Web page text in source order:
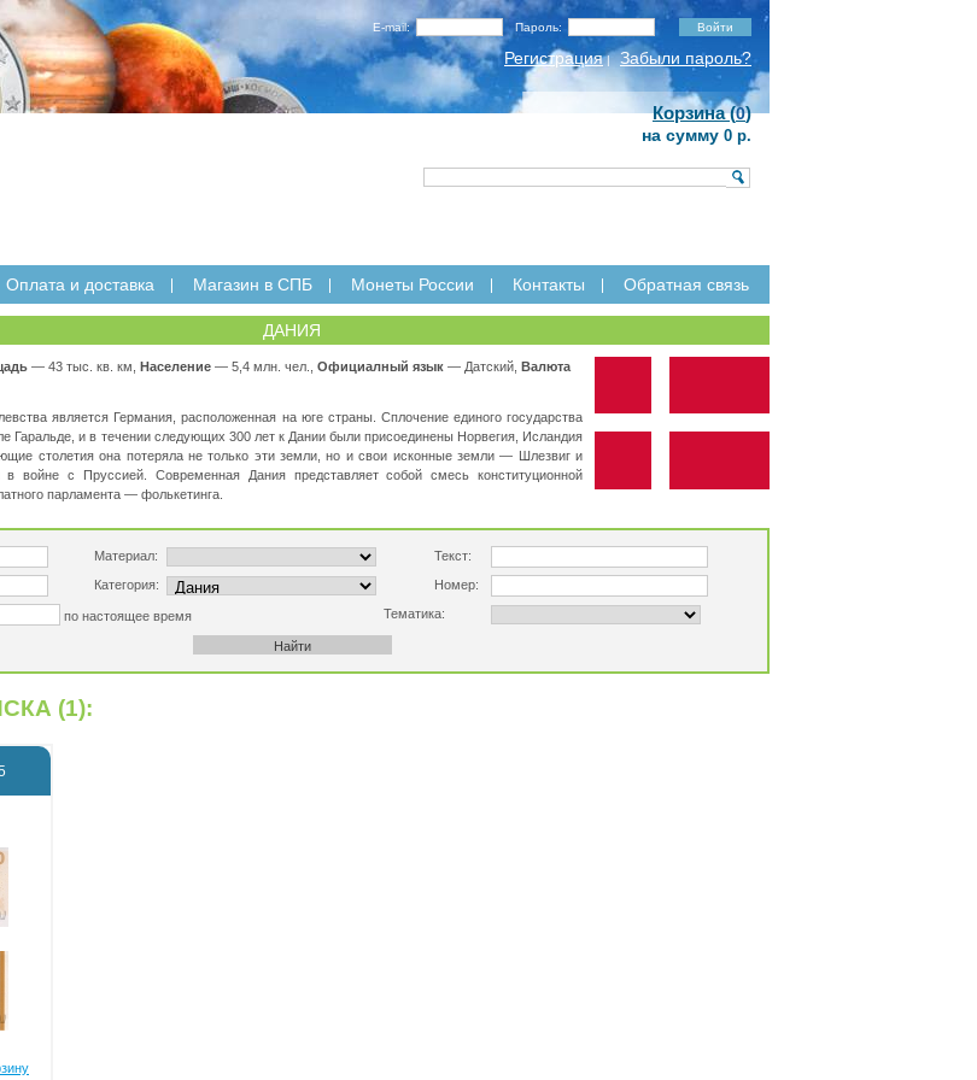
E-mail: Пароль:
Регистрация| Забыли пароль?
Корзина (0)
на сумму 0 р.
Оплата и доставка Магазин в СПБ Монеты России Контакты Обратная связь
ДАНИЯ
— 43 тыс. кв. км, Население — 5,4 млн. чел., Официалный язык — Датский, Валюта
является Германия, расположенная на юге страны. Сплочение единого государства
Гаральде, и в течении следующих 300 лет к Дании были присоединены Норвегия, Исландия
столетия она потеряла не только эти земли, но и свои исконные земли — Шлезвиг и
в войне с Пруссией. Современная Дания представляет собой смесь конституционной
парламента — фолькетинга.
Материал:
Текст:
Категория: Номер:
по настоящее время Тематика:
(1):